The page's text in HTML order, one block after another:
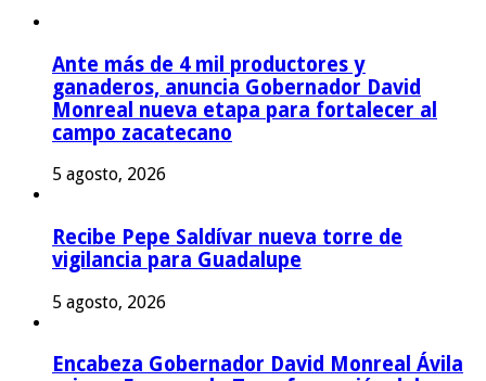
Ante más de 4 mil productores y
ganaderos, anuncia Gobernador David
Monreal nueva etapa para fortalecer al
campo zacatecano
5 agosto, 2026
Recibe Pepe Saldívar nueva torre de
vigilancia para Guadalupe
5 agosto, 2026
Encabeza Gobernador David Monreal Ávila